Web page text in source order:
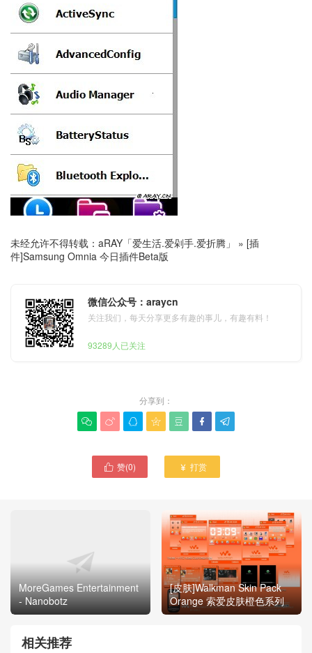
未经允许不得转载： aRAY「爱生活.爱剁手.爱折腾」 » [插
件]Samsung Omnia 今日插件Beta版
微信公众号：araycn
关注我们，每天分享更多有趣的事儿，有趣有料！
93289人已关注
分享到：
      
 赞(0)  打赏
MoreGames Entertainment
- Nanobotz
[皮肤]Walkman Skin Pack
Orange 索爱皮肤橙色系列
相关推荐